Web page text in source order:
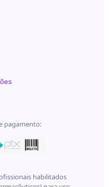
pagamento:
habilitados